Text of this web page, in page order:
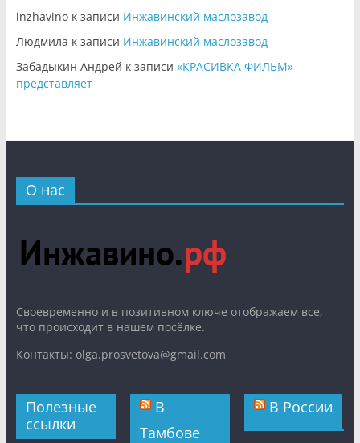
inzhavinoк записи Инжавинский маслозавод
Людмила к записи Инжавинский маслозавод
Забадыкин Андрей к записи «КРАСИВКА ФИЛЬМ»
представляет
О нас
Cвоевременно и в позитивном ключе отображаем все,
что происходит в нашем посёлке.
Контакты: olga.prosvetova@gmail.com
Полезные
ссылки
В
Тамбове
В России